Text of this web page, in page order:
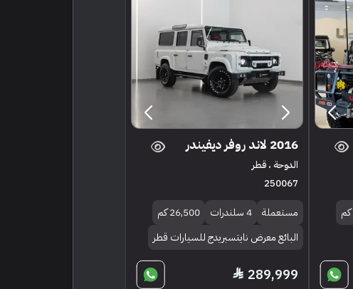
2016 لاند روفر ديفيندر
الدوحة ، قطر
250067
مستعملة 4 سلندرات
26,500 كم
البائع معرض نايتسبريدج للسيارات قطر
289,999